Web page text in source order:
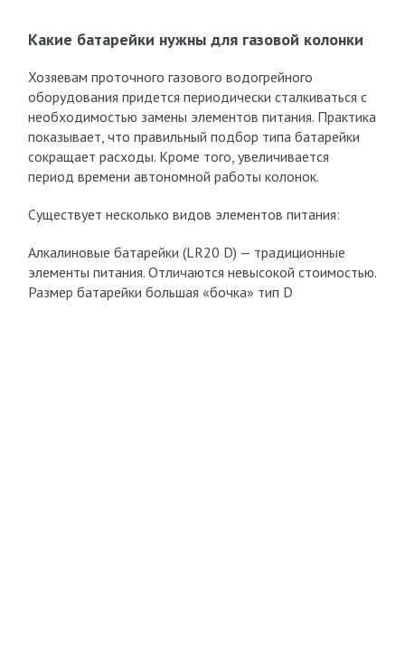
Какие батарейки нужны для газовой колонки
Хозяевам проточного газового водогрейного
оборудования придется периодически сталкиваться с
необходимостью замены элементов питания. Практика
показывает, что правильный подбор типа батарейки
сокращает расходы. Кроме того, увеличивается
период времени автономной работы колонок.
Существует несколько видов элементов питания:
Алкалиновые батарейки (LR20 D) — традиционные
элементы питания. Отличаются невысокой стоимостью.
Размер батарейки большая «бочка» тип D